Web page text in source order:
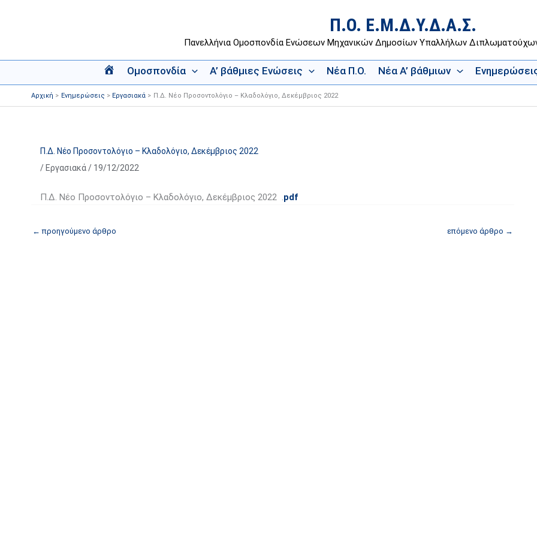
Π.Ο. Ε.Μ.Δ.Υ.Δ.Α.Σ.
Πανελλήνια Ομοσπονδία Ενώσεων Μηχανικών Δημοσίων Υπαλλήλων
Α
χ
Ομοσπονδία Α’ βάθμιες Ενώσεις Νέα Π.Ο. Νέα Α’ βάθμιων
Αρχική Ενημερώσεις Εργασιακά Π.Δ. Νέο Προσοντολόγιο – Κλαδολόγιο, Δεκέμβριος 2022
Π.Δ. Νέο Προσοντολόγιο – Κλαδολόγιο, Δεκέμβριος 2022
/ Εργασιακά/ 19/12/2022
Π.Δ. Νέο Προσοντολόγιο – Κλαδολόγιο, Δεκέμβριος 2022 .pdf
← προηγούμενο άρθρο επόμενο άρθρο →